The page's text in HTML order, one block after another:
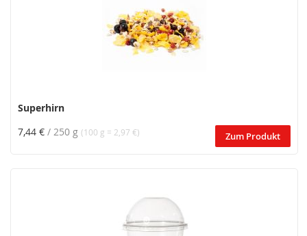
Superhirn
7,44 € / 250 g (100 g = 2,97 €) Zum Produkt